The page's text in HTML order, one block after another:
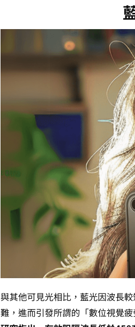
與其他可見光相比，藍光因波長
難，進而引發所謂的「數位視覺